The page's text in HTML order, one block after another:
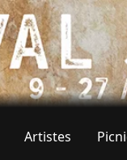
Artistes